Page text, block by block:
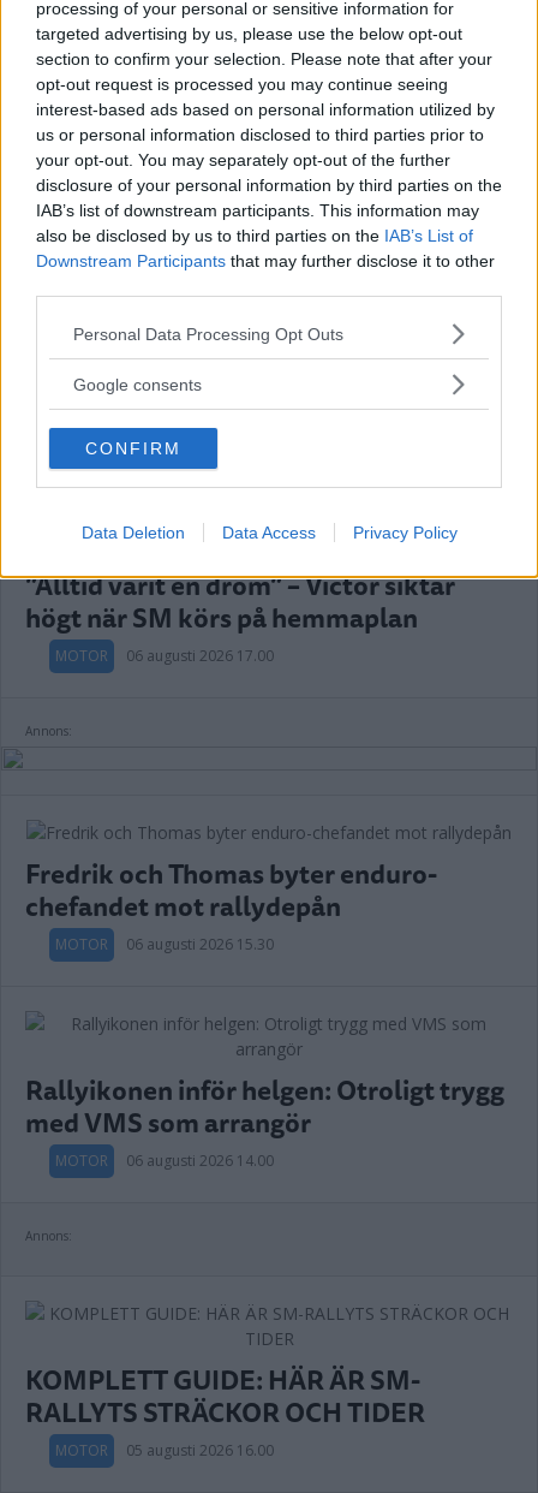
processing of your personal or sensitive information for
targeted advertising by us, please use the below opt-out
section to confirm your selection. Please note that after your
opt-out request is processed you may continue seeing
interest-based ads based on personal information utilized by
us or personal information disclosed to third parties prior to
your opt-out. You may separately opt-out of the further
disclosure of your personal information by third parties on the
IAB’s list of downstream participants. This information may
also be disclosed by us to third parties on the IAB’s List of
Downstream Participants that may further disclose it to other
Please note that this website/app uses one or more Google
not limited to your visit or usage behaviour. You may click to
use your data for below specified purposes in below Google
consent section.
Personal Data Processing Opt Outs
Google consents
CONFIRM
Data Deletion Data Access Privacy Policy
Veteranen har kört över 1 000
rallytävlingar – men på Emiltrofén är
han åskådare
MOTOR 07 augusti 2026 10.00
Annons:
Efter supersäsongen: Ludvig från
Hultsfred jagar SM-guldet
MOTOR 07 augusti 2026 08.00
”Alltid varit en dröm” – Victor siktar
högt när SM körs på hemmaplan
MOTOR 06 augusti 2026 17.00
Annons:
Fredrik och Thomas byter enduro-
chefandet mot rallydepån
MOTOR 06 augusti 2026 15.30
Rallyikonen inför helgen: Otroligt trygg
med VMS som arrangör
MOTOR 06 augusti 2026 14.00
Annons:
KOMPLETT GUIDE: HÄR ÄR SM-
RALLYTS STRÄCKOR OCH TIDER
MOTOR 05 augusti 2026 16.00